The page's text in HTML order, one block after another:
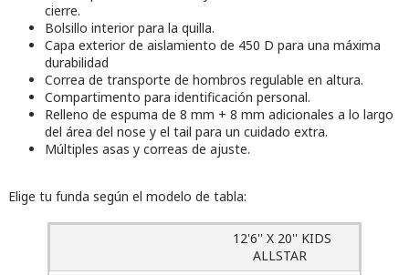
cierre.
Bolsillo interior para la quilla.
Capa exterior de aislamiento de 450 D para una máxima
durabilidad
Correa de transporte de hombros regulable en altura.
Compartimento para identificación personal.
Relleno de espuma de 8 mm + 8 mm adicionales a lo largo
del área del nose y el tail para un cuidado extra.
Múltiples asas y correas de ajuste.
Elige tu funda según el modelo de tabla:
12'6'' X 20'' KIDS
ALLSTAR